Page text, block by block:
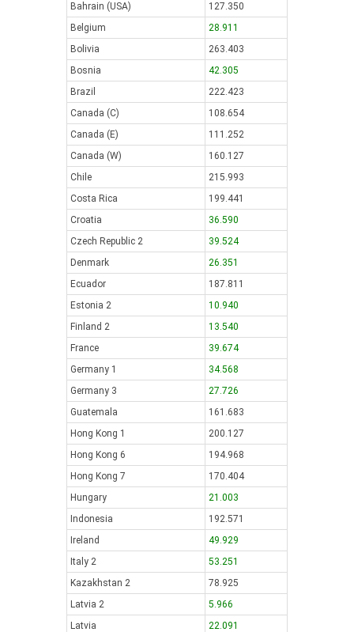
Bahrain (USA)
127.350
Belgium
28.911
Bolivia
263.403
Bosnia
42.305
Brazil
222.423
Canada (C)
108.654
Canada (E)
111.252
Canada (W)
160.127
Chile
215.993
Costa Rica
199.441
Croatia
36.590
Czech Republic 2
39.524
Denmark
26.351
Ecuador
187.811
Estonia 2
10.940
Finland 2
13.540
France
39.674
Germany 1
34.568
Germany 3
27.726
Guatemala
161.683
Hong Kong 1
200.127
Hong Kong 6
194.968
Hong Kong 7
170.404
Hungary
21.003
Indonesia
192.571
Ireland
49.929
Italy 2
53.251
Kazakhstan 2
78.925
Latvia 2
5.966
Latvia
22.091